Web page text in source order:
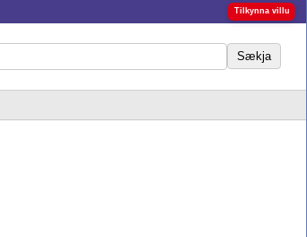
Tilkynna villu
Sækja